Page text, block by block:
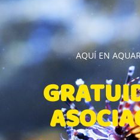
AQUÍ EN